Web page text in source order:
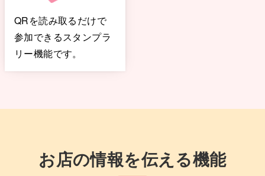
QRを読み取るだけで
参加できるスタンプラ
リー機能です。
お店の情報を伝える機能